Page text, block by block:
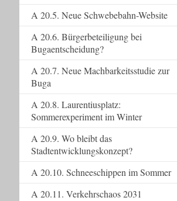
A 20.5. Neue Schwebebahn-Website
A 20.6. Bürgerbeteiligung bei
Bugaentscheidung?
A 20.7. Neue Machbarkeitsstudie zur
Buga
A 20.8. Laurentiusplatz:
Sommerexperiment im Winter
A 20.9. Wo bleibt das
Stadtentwicklungskonzept?
A 20.10. Schneeschippen im Sommer
A 20.11. Verkehrschaos 2031